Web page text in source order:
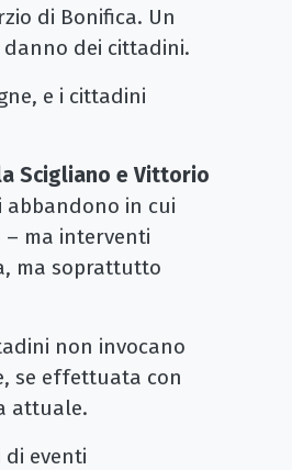
di Bonifica. Un
dei cittadini.
e i cittadini
Scigliano e Vittorio
in cui
ma interventi
ma soprattutto
non invocano
se effettuata con
attuale.
eventi